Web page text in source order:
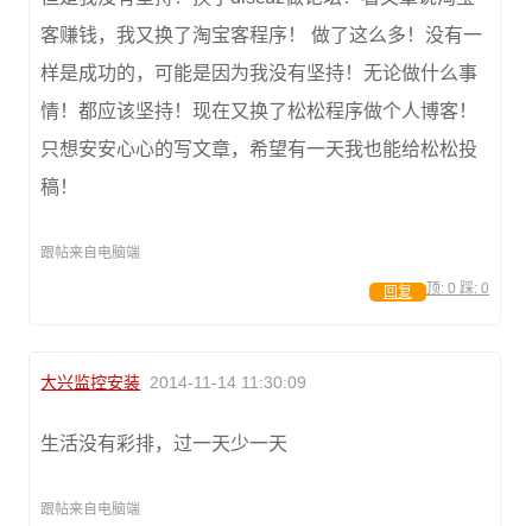
客赚钱，我又换了淘宝客程序！ 做了这么多！没有一
样是成功的，可能是因为我没有坚持！无论做什么事
情！都应该坚持！现在又换了松松程序做个人博客！
只想安安心心的写文章，希望有一天我也能给松松投
稿！
跟帖来自电脑端
顶: 0 踩: 0
回复
大兴监控安装 2014-11-14 11:30:09
生活没有彩排，过一天少一天
跟帖来自电脑端